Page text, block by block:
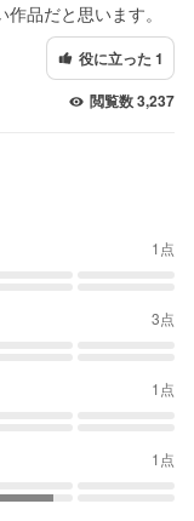
品だと思います。
役に立った 1
閲覧数 3,237
1点
3点
1点
1点